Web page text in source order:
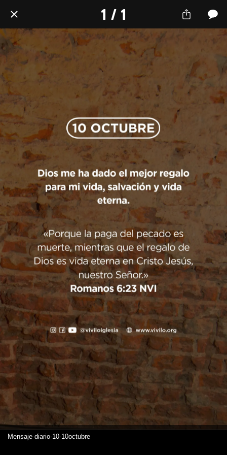
1 / 1
Mensaje diario-10-10octubre